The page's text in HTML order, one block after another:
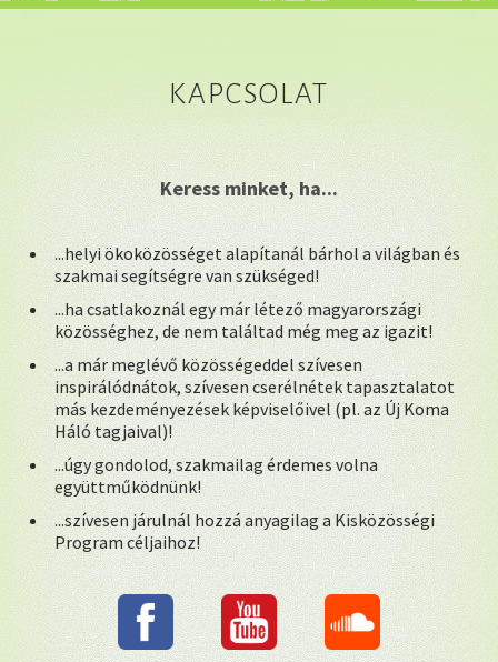
KAPCSOLAT
Keress minket, ha...
...helyi ökoközösséget alapítanál bárhol a világban és
szakmai segítségre van szükséged!
...ha csatlakoznál egy már létező magyarországi
közösséghez, de nem találtad még meg az igazit!
...a már meglévő közösségeddel szívesen
inspirálódnátok, szívesen cserélnétek tapasztalatot
más kezdeményezések képviselőivel (pl. az Új Koma
Háló tagjaival)!
...úgy gondolod, szakmailag érdemes volna
együttműködnünk!
...szívesen járulnál hozzá anyagilag a Kisközösségi
Program céljaihoz!